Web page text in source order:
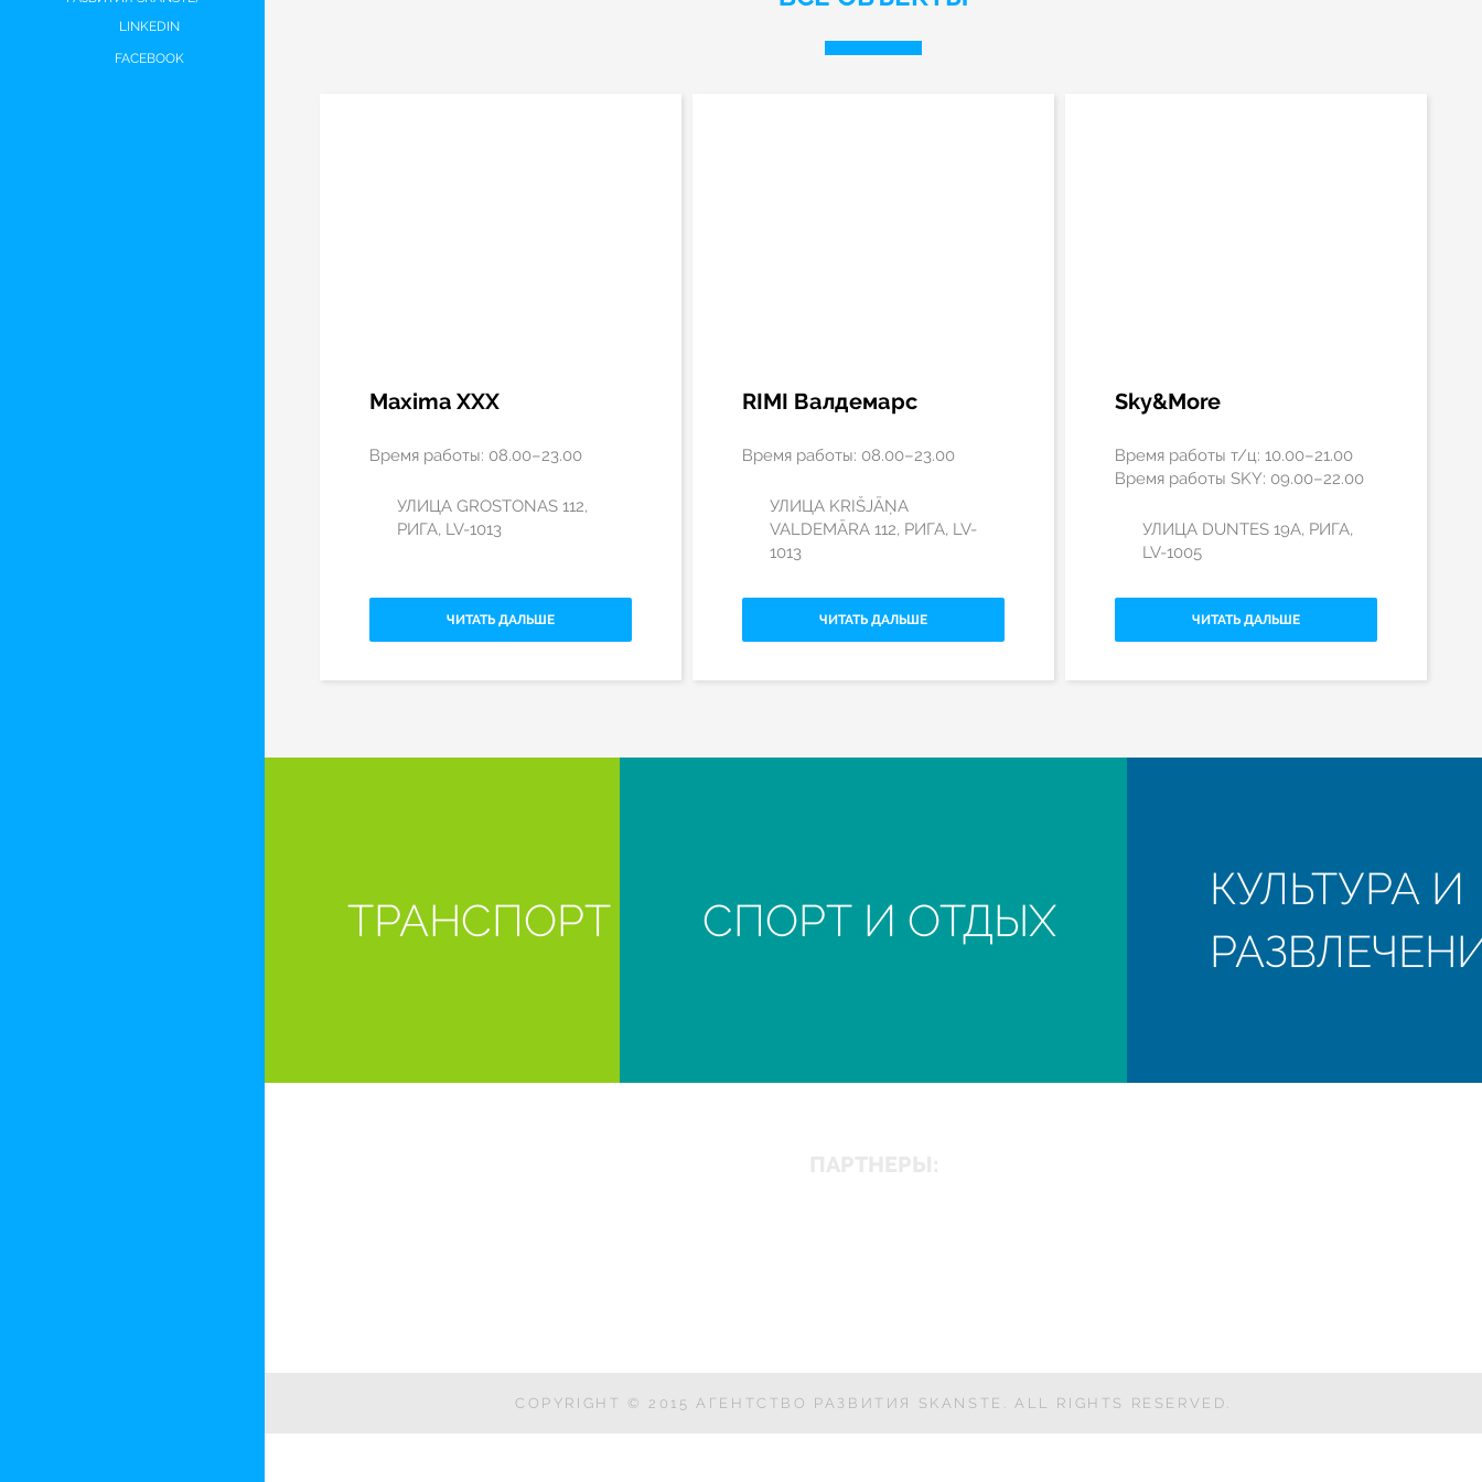
LINKEDIN
FACEBOOK
Maxima XXX
Время работы: 08.00–23.00
УЛИЦА GROSTONAS 112,
РИГА, LV-1013
ЧИТАТЬ ДАЛЬШЕ
RIMI Валдемарс
Время работы: 08.00–23.00
УЛИЦА KRIŠJĀŅA
VALDEMĀRA 112, РИГА, LV-
1013
ЧИТАТЬ ДАЛЬШЕ
Sky&More
Время работы т/ц: 10.00–21.00
Время работы SKY: 09.00–22.00
УЛИЦА DUNTES 19A, РИГА,
LV-1005
ЧИТАТЬ ДАЛЬШЕ
ТРАНСПОРТ СПОРТ И ОТДЫХ
КУЛЬТУРА И
COPYRIGHT © 2015 АГЕНТСТВО РАЗВИТИЯ SKANSTE. ALL RIGHTS RESERVED.